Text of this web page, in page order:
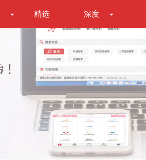
精选 深度